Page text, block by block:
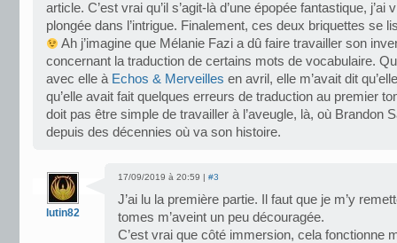
article. C’est vrai qu’il s’agit-là d’une épopée fantastique, j’ai
plongée dans l’intrigue. Finalement, ces deux briquettes se
Ah j’imagine que Mélanie Fazi a dû faire travailler son
concernant la traduction de certains mots de vocabulaire.
avec elle à Echos & Merveilles en avril, elle m’avait dit
qu’elle avait fait quelques erreurs de traduction au premier
doit pas être simple de travailler à l’aveugle, là, où Brandon
depuis des décennies où va son histoire.
lutin82
17/09/2019 à 20:59 | #3
J’ai lu la première partie. Il faut que je m’y
tomes m’aveint un peu découragée.
C’est vrai que côté immersion, cela fonctionne